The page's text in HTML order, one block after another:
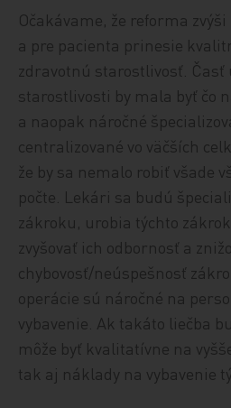
Očakávame, že reforma
a pre pacienta prinesie
zdravotnú starostlivosť. Časť
starostlivosti by mala byť čo
a naopak náročné
centralizované vo väčších
že by sa nemalo robiť všade
počte. Lekári sa budú
zákroku, urobia týchto
zvyšovať ich odbornosť a
chybovosť/neúspešnosť
operácie sú náročné na
vybavenie. Ak takáto liečba
môže byť kvalitatívne na
tak aj náklady na vybavenie